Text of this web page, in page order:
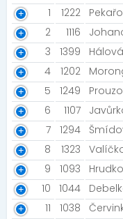
1
1222
2
1116
3
1399
4
1202
5
1249
6
1107
7
1294
8
1323
9
1093
10
1044
11
1038